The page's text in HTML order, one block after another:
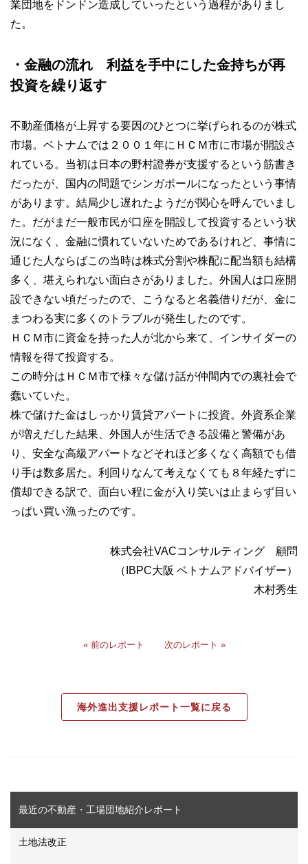
業団地をドンドン造成していったという過程がありまし
た。
・金融の流れ 利益を手中にした金持ちが再
投資を繰り返す
不動産価格が上昇する要因のひとつに挙げられるのが株式
市場。ベトナムでは２００１年にＨＣＭ市に市場が開設さ
れている。当初は日本の野村證券が支援するという筋書き
だったが、国内の問題でシンガポールになったという事情
があります。結局少し遅れたようだが関心を呼んでいまし
た。だがまだ一般市民が口座を開設して投資するという状
況になく、金融に慣れていないためであるけれど、事情に
通じた人ならばこの当時は株式分割や株配に配当額も結構
多く、堪えられない面白さがありました。外国人は口座開
設できない頃だったので、こうなると名義借りだが、金に
まつわる実に多くのトラブルが発生したのです。
ＨＣＭ市に資金を持った人が北から来て、インサイダーの
情報を得て投資する。
この時分はＨＣＭ市で様々な儲け話が仲間内での裏社会で
蠢いていた。
株で儲けた金はしっかり賃貸アパートに投資。外資系企業
が増えだした結果、外国人が生活できる設備と警備があ
り、安全な高級アパートなどそれほど多くなく高額でも借
り手は数多居た。利回りなんて考えなくても８年経たずに
償却できる訳で、面白い程に金が入り笑いは止まらず目い
っぱい買い漁ったのです。
株式会社VACコンサルティング 顧問
（IBPC大阪 ベトナムアドバイザー）
木村秀生
« 前のレポート 次のレポート »
海外進出支援レポート一覧に戻る
最近の不動産・工場団地紹介レポート
土地法改正